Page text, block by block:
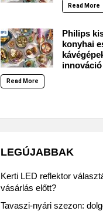
Read More
Philips
konyhai
Read More
LEGÚJABBAK
Kerti LED reflektor
vásárlás előtt?
Tavaszi-nyári szezon: